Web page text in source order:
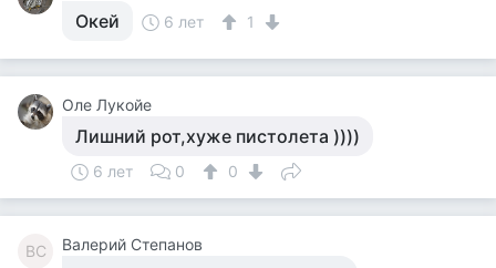
Окей 6 лет 1
Оле Лукойе
Лишний рот,хуже пистолета ))))
6 лет 0 0
ВС Валерий Степанов